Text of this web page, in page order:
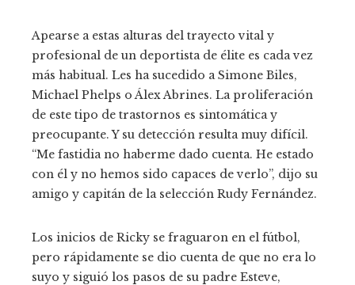
Apearse a estas alturas del trayecto vital y
profesional de un deportista de élite es cada vez
más habitual. Les ha sucedido a Simone Biles,
Michael Phelps o Álex Abrines. La proliferación
de este tipo de trastornos es sintomática y
preocupante. Y su detección resulta muy difícil.
“Me fastidia no haberme dado cuenta. He estado
con él y no hemos sido capaces de verlo”, dijo su
amigo y capitán de la selección Rudy Fernández.
Los inicios de Ricky se fraguaron en el fútbol,
pero rápidamente se dio cuenta de que no era lo
suyo y siguió los pasos de su padre Esteve,